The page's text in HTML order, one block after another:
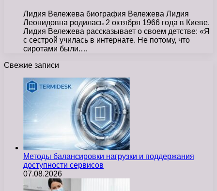
Лидия Вележева биография Вележева Лидия
Леонидовна родилась 2 октября 1966 года в Киеве.
Лидия Вележева рассказывает о своем детстве: «Я
с сестрой училась в интернате. Не потому, что
сиротами были.…
Свежие записи
Методы балансировки нагрузки и поддержания
доступности сервисов
07.08.2026